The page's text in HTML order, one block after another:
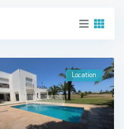
Location